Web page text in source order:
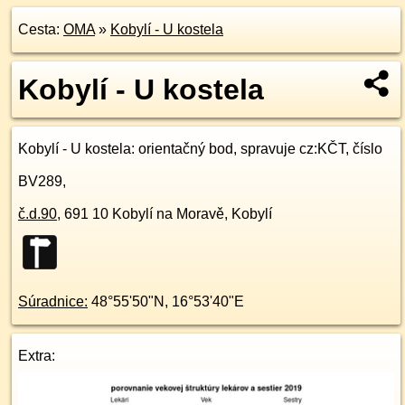
Cesta: OMA» Kobylí - U kostela
Kobylí - U kostela
Kobylí - U kostela: orientačný bod, spravuje cz:KČT, číslo
BV289,
č.d.90, 691 10 Kobylí na Moravě, Kobylí
Súradnice: 48°55'50"N , 16°53'40"E
Extra: